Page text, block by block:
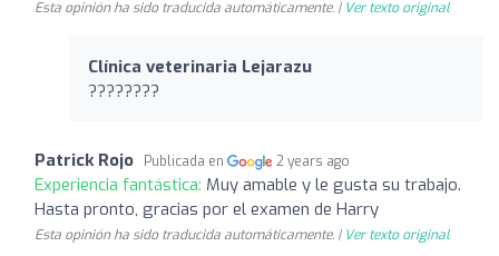
Esta opinión ha sido traducida automáticamente. | Ver texto original
Clínica veterinaria Lejarazu
????????
Patrick Rojo Publicada en 2 years ago
Experiencia fantástica: Muy amable y le gusta su trabajo.
Hasta pronto, gracias por el examen de Harry
Esta opinión ha sido traducida automáticamente. | Ver texto original